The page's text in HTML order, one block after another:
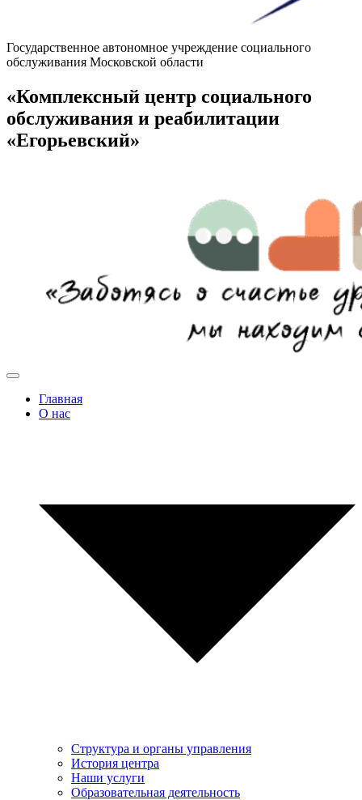
Государственное автономное учреждение социального
обслуживания Московской области
«Комплексный центр социального
обслуживания и реабилитации
«Егорьевский»
Главная
О нас
Структура и органы управления
История центра
Наши услуги
Образовательная деятельность